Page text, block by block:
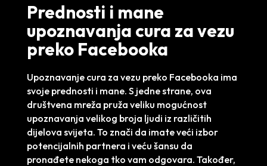
Prednosti i mane
upoznavanja cura za vezu
preko Facebooka
Upoznavanje cura za vezu preko Facebooka ima
svoje prednosti i mane. S jedne strane, ova
društvena mreža pruža veliku mogućnost
upoznavanja velikog broja ljudi iz različitih
dijelova svijeta. To znači da imate veći izbor
potencijalnih partnera i veću šansu da
pronađete nekoga tko vam odgovara. Također,